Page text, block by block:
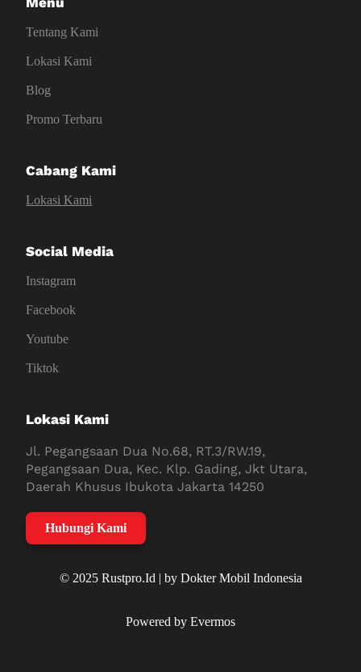
Tentang Kami
Lokasi Kami
Blog
Promo Terbaru
Cabang Kami
Lokasi Kami
Social Media
Instagram
Facebook
Youtube
Tiktok
Lokasi Kami
Jl. Pegangsaan Dua No.68, RT.3/RW.19,
Pegangsaan Dua, Kec. Klp. Gading, Jkt Utara,
Daerah Khusus Ibukota Jakarta 14250
Hubungi Kami
© 2025 Rustpro.Id | by Dokter Mobil Indonesia
Powered by Evermos